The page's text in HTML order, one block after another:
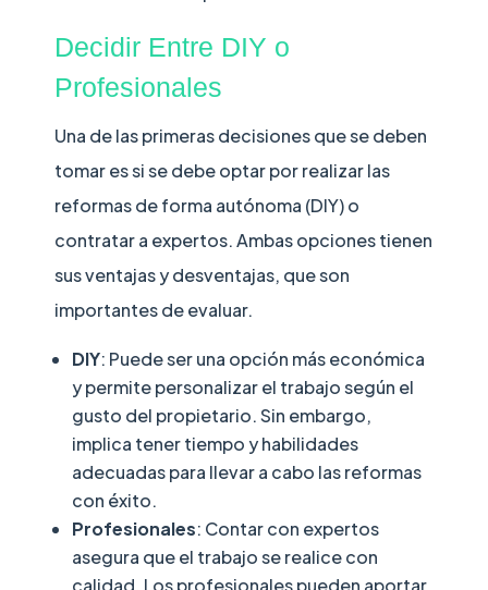
Decidir Entre DIY o
Profesionales
Una de las primeras decisiones que se deben
tomar es si se debe optar por realizar las
reformas de forma autónoma (DIY) o
contratar a expertos. Ambas opciones tienen
sus ventajas y desventajas, que son
importantes de evaluar.
DIY: Puede ser una opción más económica
y permite personalizar el trabajo según el
gusto del propietario. Sin embargo,
implica tener tiempo y habilidades
adecuadas para llevar a cabo las reformas
con éxito.
Profesionales: Contar con expertos
asegura que el trabajo se realice con
calidad. Los profesionales pueden aportar